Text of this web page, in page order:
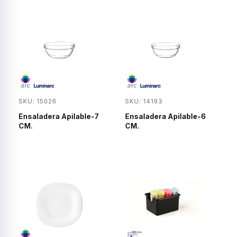
SKU: 15026
Ensaladera Apilable-7
CM.
SKU: 14193
Ensaladera Apilable-6
CM.